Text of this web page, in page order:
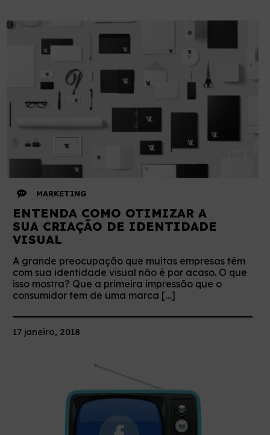
MARKETING
ENTENDA COMO OTIMIZAR A
SUA CRIAÇÃO DE IDENTIDADE
VISUAL
A grande preocupação que muitas empresas têm
com sua identidade visual não é por acaso. O que
isso mostra? Que a primeira impressão que o
consumidor tem de uma marca […]
17 janeiro, 2018